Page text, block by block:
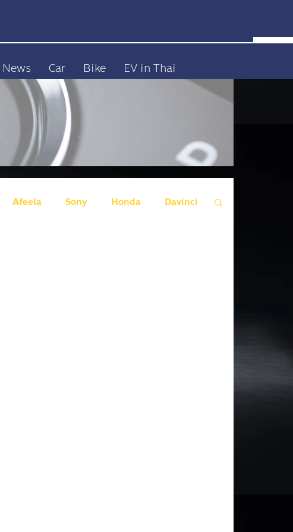
News Car Bike EV in Thai
Afeela Sony Honda Davinci